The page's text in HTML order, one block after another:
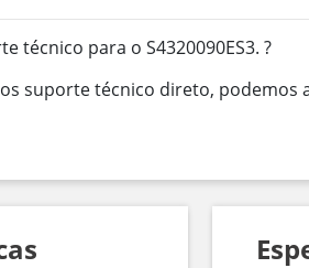
técnico para o S4320090ES3. ?
suporte técnico direto,